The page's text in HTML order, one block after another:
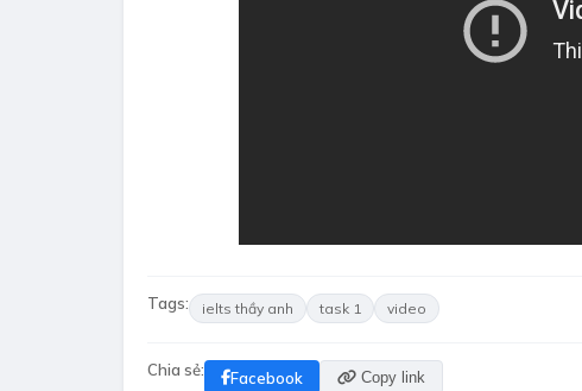
Tags: ielts thầy anh task 1 video
Chia sẻ: Facebook Copy link